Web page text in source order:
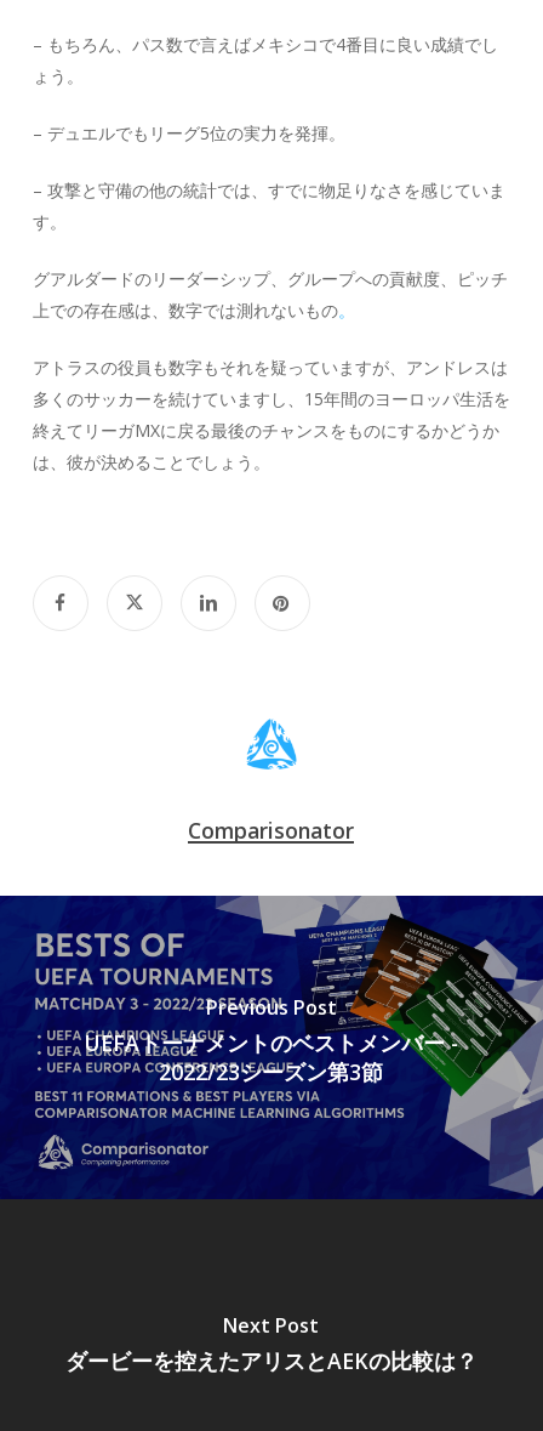
– もちろん、パス数で言えばメキシコで4番目に良い成績でし
ょう。
– デュエルでもリーグ5位の実力を発揮。
– 攻撃と守備の他の統計では、すでに物足りなさを感じていま
す。
グアルダードのリーダーシップ、グループへの貢献度、ピッチ
上での存在感は、数字では測れないもの。
アトラスの役員も数字もそれを疑っていますが、アンドレスは
多くのサッカーを続けていますし、15年間のヨーロッパ生活を
終えてリーガMXに戻る最後のチャンスをものにするかどうか
は、彼が決めることでしょう。
Comparisonator
Previous Post
UEFAトーナメントのベストメンバー -
2022/23シーズン第3節
Next Post
ダービーを控えたアリスとAEKの比較は？